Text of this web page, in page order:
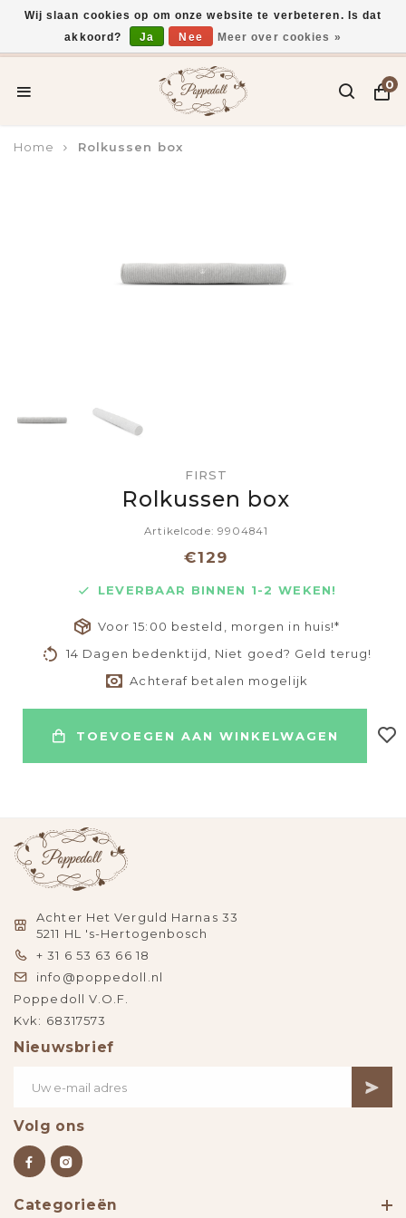
Voor 15:00 uur besteld, vandaag verzonden*
0
Home Rolkussen box
FIRST
Rolkussen box
Artikelcode: 9904841
€129
LEVERBAAR BINNEN 1-2 WEKEN!
Voor 15:00 besteld, morgen in huis!*
14 Dagen bedenktijd, Niet goed? Geld terug!
Achteraf betalen mogelijk
TOEVOEGEN AAN WINKELWAGEN
Achter Het Verguld Harnas 33
5211 HL 's-Hertogenbosch
+ 31 6 53 63 66 18
info@poppedoll.nl
Poppedoll V.O.F.
Kvk: 68317573
Nieuwsbrief
Volg ons
Categorieën
Wij slaan cookies op om onze website te verbeteren. Is dat
akkoord?
Ja Nee Meer over cookies »